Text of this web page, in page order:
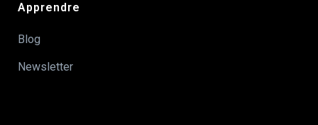
Apprendre
Blog
Newsletter